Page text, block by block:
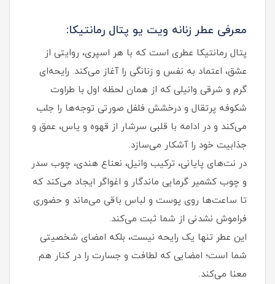
معرفی عطر زنانه ویت یو پتال رمانتیکا:
پتال رمانتیکا عطری است که با هر اسپری، روایتی از
عشق، اعتماد به‌ نفس و زنانگی را آغاز می‌کند. رایحه‌ای
گرم و شرقی وانیلی که از همان لحظه اول با طراوت
شکوفه پرتقال و درخشش فلفل صورتی توجه‌ها را جلب
می‌کند و در ادامه با قلبی سرشار از قهوه و یاس، عمق و
جذابیت خود را آشکار می‌سازد.
در نت‌های پایانی، ترکیب وانیل، نعناع هندی، چوب سدر
و چوب کشمیر گرمایی ماندگار و اغواگر ایجاد می‌کند که
تا ساعت‌ها روی پوست و لباس باقی می‌ماند و حضوری
فراموش‌ نشدنی از شما ثبت می‌کند.
این عطر تنها یک رایحه نیست، بلکه امضای شخصیتی
شما است؛ امضایی که لطافت و جسارت را در کنار هم
معنا می‌کند.